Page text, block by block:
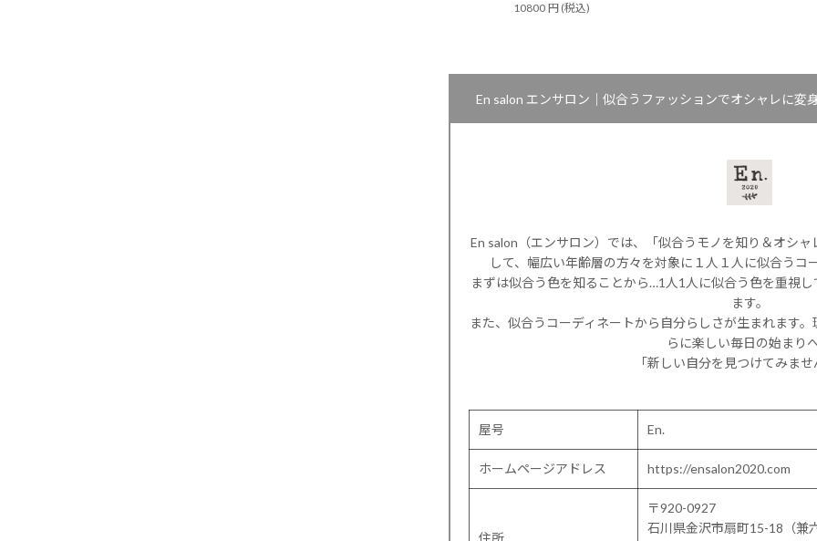
10800 円 (税込)
En salon エンサロン｜似合うファッションでオシャレに変
En salon（エンサロン）では、「似合うモノを知り＆オシ
して、幅広い年齢層の方々を対象に１人１人に似合うコ
まずは似合う色を知ることから…1人1人に似合う色を重視
ます。
また、似合うコーディネートから自分らしさが生まれます
らに楽しい毎日の始まり
「新しい自分を見つけてみませ
屋号 En.
ホームページアドレス https://ensalon2020.com
〒920-0927
石川県金沢市扇町15-18（兼